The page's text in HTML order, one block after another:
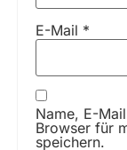
E-Mail *
Name, E-
Browser für
speichern.